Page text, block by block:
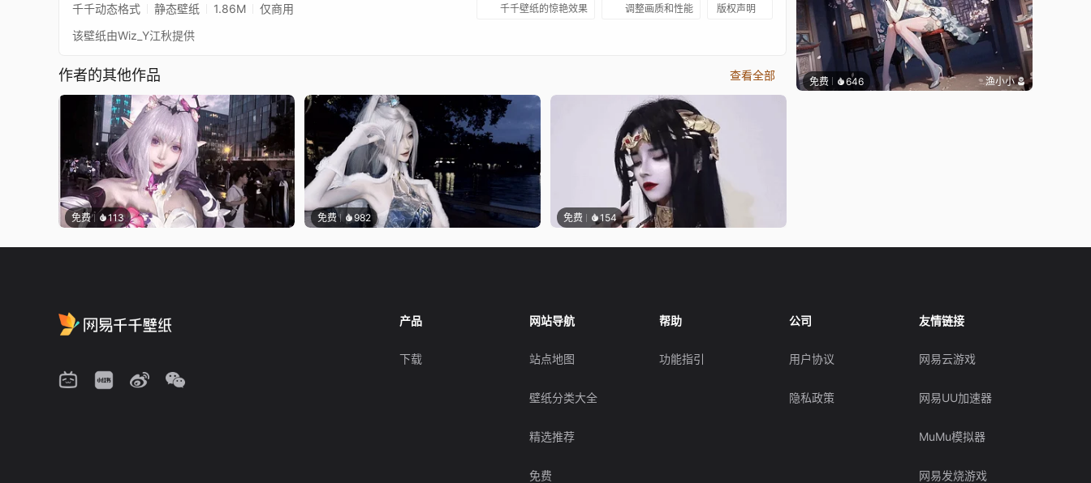
千千动态格式 静态壁纸 1.86M 仅商用 千千壁纸的惊艳效果 调整画质和性能 版权声明
该壁纸由Wiz_Y江秋提供
作者的其他作品 查看全部
免费 113 免费 982 免费 154
免费 646 渔小小
产品
下载
网站导航
站点地图
壁纸分类大全
精选推荐
免费
帮助
功能指引
公司
用户协议
隐私政策
友情链接
网易云游戏
网易UU加速器
MuMu模拟器
网易发烧游戏